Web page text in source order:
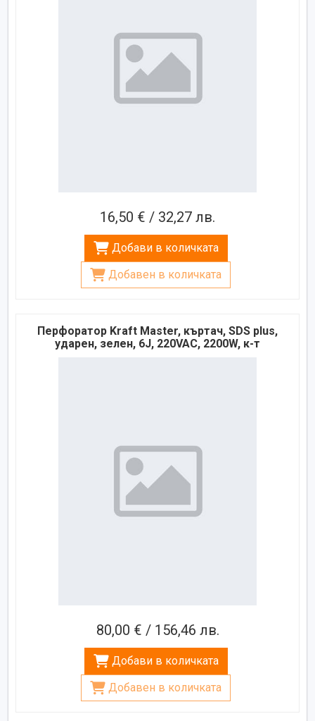
16,50 € / 32,27 лв.
Добави в количката
Добавен в количката
Перфоратор Kraft Master, къртач, SDS plus,
ударен, зелен, 6J, 220VAC, 2200W, к-т
80,00 € / 156,46 лв.
Добави в количката
Добавен в количката